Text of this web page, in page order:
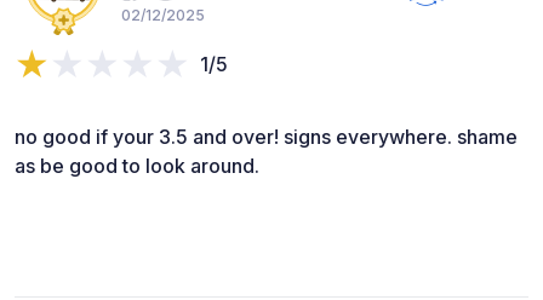
02/12/2025
1/5
no good if your 3.5 and over! signs everywhere. shame
as be good to look around.